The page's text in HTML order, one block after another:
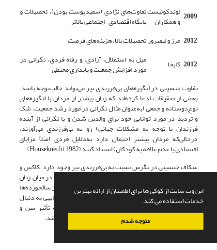
این وب سایت از کوکی ها برای اطمینان از ارائه بهترین
خدمات استفاده می کند.
متوجه شدم
2009 لوندکوئیست
و همکاران
تفاوت‌های نژادی (سفیدپوست بودن)، تحصیلات و
پایگاه اقتصادی-اجتماعی بالاتر
2012 مرز و لیفبرورتحصیلات بالا، هزینه‌های فرصت
2012 کایخا میل به استقلال، آزادی، و رفاه فردی، نگرانی در
مورد افزایش جمعیت و پایداری محیطی
تفاوت جنسیتی در انگیزه‌های بی‌فرزندی نیز می‌تواند جالب‌توجه باشد.
بعضی از تحقیقات ادعا کرده‌اند که زنان بیشتر از مردان با انگیزه‌های
نوع‌دوستانه و جمعی (به‌عنوان مثال نگرانی در مورد رشد جمعیت، شک
و تردید در مورد توانایی خود برای والدین شدن و یا نگرانی از آینده
فرزندان با توجه به مشکلات جهانی) رو به بی‌فرزندی می‌آورند،
درحالی‌که مردان بیشتر احتمال دارد به‌دلایل فردی (مثلاً مزایای
اقتصادی یا عدم علاقه به کودکان) استناد کنند (Houseknecht 1982).
شکاف جنسیتی در نگرش نسبت به بی‌فرزندی نیز وجود دارد. کاکس و
پندل (2007) نشان دادند که نگرش مثبت به بی‌فرزندی در میان زنان
بیشتر بوده است. همچنین نگرش مثبت بین جوانان بیش از سالخورده‌ها
بود. مطالعه مرز و لایفبرور (2012) در آمریکا نیز نتایج مشابهی به دنبال
داشت، بااین‌حال نوردهویزن (2010) در هلند هرگونه تأثیر سن و
کوهورت‌های سنی را بر نگرش نسبت به بی‌فرزندی رد می‌کند.